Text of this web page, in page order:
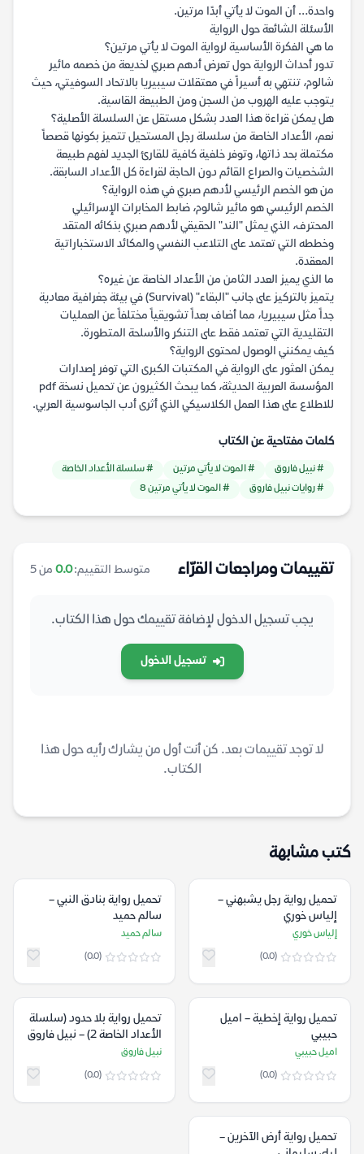
واحدة… أن الموت لا يأتي أبدًا مرتين.
الأسئلة الشائعة حول الرواية
ما هي الفكرة الأساسية لرواية الموت لا يأتي مرتين؟
تدور أحداث الرواية حول تعرض أدهم صبري لخديعة من خصمه مائير
شالوم، تنتهي به أسيراً في معتقلات سيبيريا بالاتحاد السوفيتي، حيث
يتوجب عليه الهروب من السجن ومن الطبيعة القاسية.
هل يمكن قراءة هذا العدد بشكل مستقل عن السلسلة الأصلية؟
نعم، الأعداد الخاصة من سلسلة رجل المستحيل تتميز بكونها قصصاً
مكتملة بحد ذاتها، وتوفر خلفية كافية للقارئ الجديد لفهم طبيعة
الشخصيات والصراع القائم دون الحاجة لقراءة كل الأعداد السابقة.
من هو الخصم الرئيسي لأدهم صبري في هذه الرواية؟
الخصم الرئيسي هو مائير شالوم، ضابط المخابرات الإسرائيلي
المحترف، الذي يمثل "الند" الحقيقي لأدهم صبري بذكائه المتقد
وخططه التي تعتمد على التلاعب النفسي والمكائد الاستخباراتية
المعقدة.
ما الذي يميز العدد الثامن من الأعداد الخاصة عن غيره؟
يتميز بالتركيز على جانب "البقاء" (Survival) في بيئة جغرافية معادية
جداً مثل سيبيريا، مما أضاف بعداً تشويقياً مختلفاً عن العمليات
التقليدية التي تعتمد فقط على التنكر والأسلحة المتطورة.
كيف يمكنني الوصول لمحتوى الرواية؟
يمكن العثور على الرواية في المكتبات الكبرى التي توفر إصدارات
المؤسسة العربية الحديثة، كما يبحث الكثيرون عن تحميل نسخة pdf
للاطلاع على هذا العمل الكلاسيكي الذي أثرى أدب الجاسوسية العربي.
كلمات مفتاحية عن الكتاب
# نبيل فاروق # الموت لا يأتي مرتين
# سلسلة الأعداد الخاصة
# روايات نبيل فاروق
# الموت لا يأتي مرتين 8
تقييمات ومراجعات القرّاء متوسط التقييم:0.0 من 5
يجب تسجيل الدخول لإضافة تقييمك حول هذا الكتاب.
تسجيل الدخول
لا توجد تقييمات بعد. كن أنت أول من يشارك رأيه حول هذا
الكتاب.
كتب مشابهة
تحميل رواية رجل يشبهني –
إلياس خوري
إلياس خوري
(0.0)
تحميل رواية بنادق النبي –
سالم حميد
سالم حميد
(0.0)
تحميل رواية إخطية – اميل
حبيبي
اميل حبيبي
(0.0)
تحميل رواية بلا حدود (سلسلة
الأعداد الخاصة 2) – نبيل فاروق
نبيل فاروق
(0.0)
تحميل رواية أرض الآخرين –